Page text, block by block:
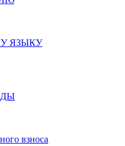
ЯЗЫКУ
взноса